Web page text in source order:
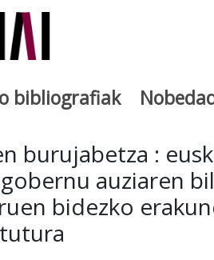
bibliografiak
burujabetza :
auziaren
bidezko